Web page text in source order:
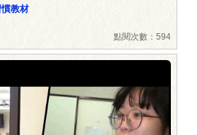
教材
點閱次數：594